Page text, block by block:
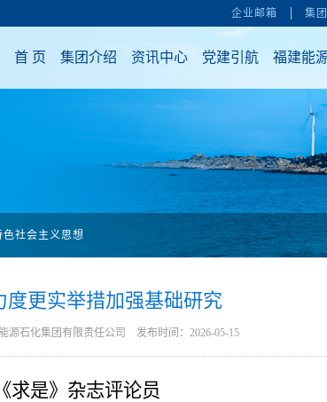
社会主义思想
度更实举措加强基础研究
源石化集团有限责任公司 发布时间：2026-05-15
《求是》杂志评论员